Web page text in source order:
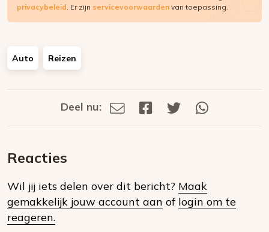
privacybeleid. Er zijn servicevoorwaarden van toepassing.
Auto Reizen
Deel
social
Deel nu:
Deel
Deel
Deel
Reacties
Wil jij iets delen over dit bericht? Maak
gemakkelijk jouw account aan of login om te
reageren.